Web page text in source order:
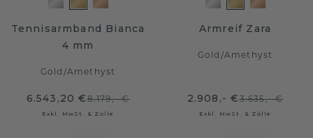
Tennisarmband Bianca
4 mm
Gold /Amethyst
6.543,20 €8.179,- €
Exkl. MwSt. & Zölle
Armreif Zara
Gold /Amethyst
2.908,- €3.635,- €
Exkl. MwSt. & Zölle